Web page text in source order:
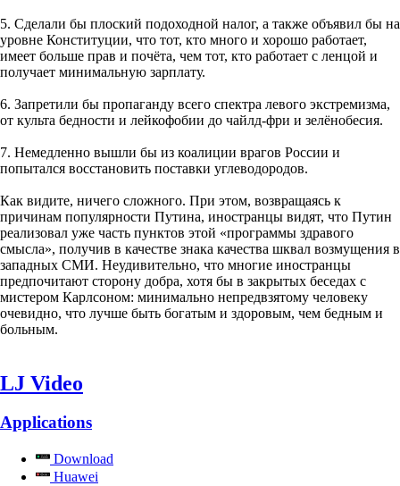
5. Сделали бы плоский подоходной налог, а также объявил бы на
уровне Конституции, что тот, кто много и хорошо работает,
имеет больше прав и почёта, чем тот, кто работает с ленцой и
получает минимальную зарплату.
6. Запретили бы пропаганду всего спектра левого экстремизма,
от культа бедности и лейкофобии до чайлд-фри и зелёнобесия.
7. Немедленно вышли бы из коалиции врагов России и
попытался восстановить поставки углеводородов.
Как видите, ничего сложного. При этом, возвращаясь к
причинам популярности Путина, иностранцы видят, что Путин
реализовал уже часть пунктов этой «программы здравого
смысла», получив в качестве знака качества шквал возмущения в
западных СМИ. Неудивительно, что многие иностранцы
предпочитают сторону добра, хотя бы в закрытых беседах с
мистером Карлсоном: минимально непредвзятому человеку
очевидно, что лучше быть богатым и здоровым, чем бедным и
больным.
LJ Video
Applications
Download
Huawei